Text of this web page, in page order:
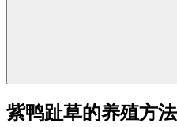
紫鸭趾草的养殖方